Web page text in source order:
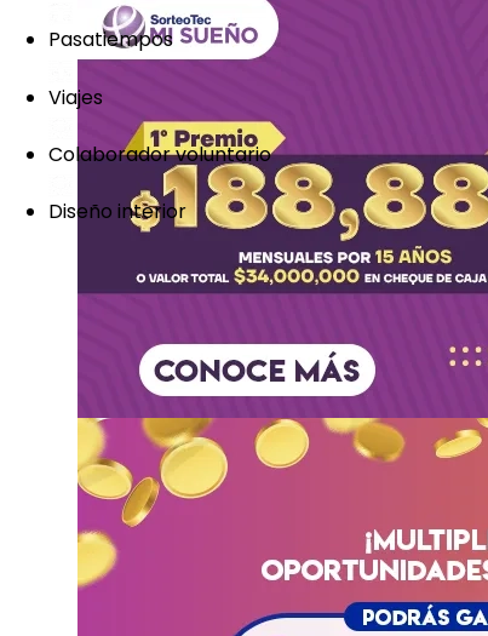
Pasatiempos
Viajes
Colaborador voluntario
Diseño interior